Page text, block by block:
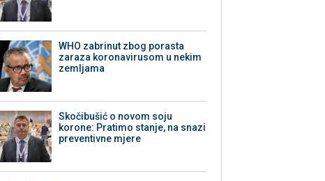
WHO zabrinut zbog porasta
zaraza koronavirusom u nekim
zemljama
Skočibušić o novom soju
korone: Pratimo stanje, na snazi
preventivne mjere